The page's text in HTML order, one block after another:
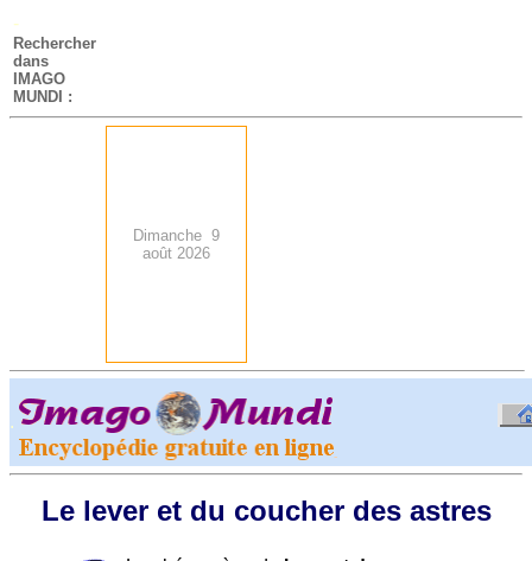
-
Rechercher
dans
IMAGO
MUNDI :
Dimanche 9
août 2026
.
-
Le lever et du coucher des astres